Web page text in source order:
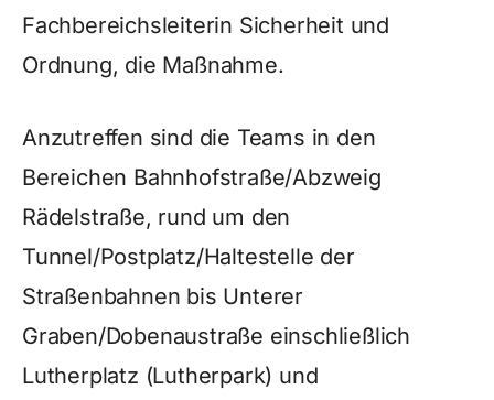
Fachbereichsleiterin Sicherheit und
Ordnung, die Maßnahme.
Anzutreffen sind die Teams in den
Bereichen Bahnhofstraße/Abzweig
Rädelstraße, rund um den
Tunnel/Postplatz/Haltestelle der
Straßenbahnen bis Unterer
Graben/Dobenaustraße einschließlich
Lutherplatz (Lutherpark) und